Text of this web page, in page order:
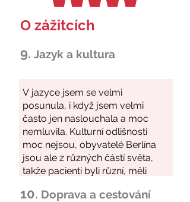
O zážitcích
9. Jazyk a kultura
10. Doprava a cestování